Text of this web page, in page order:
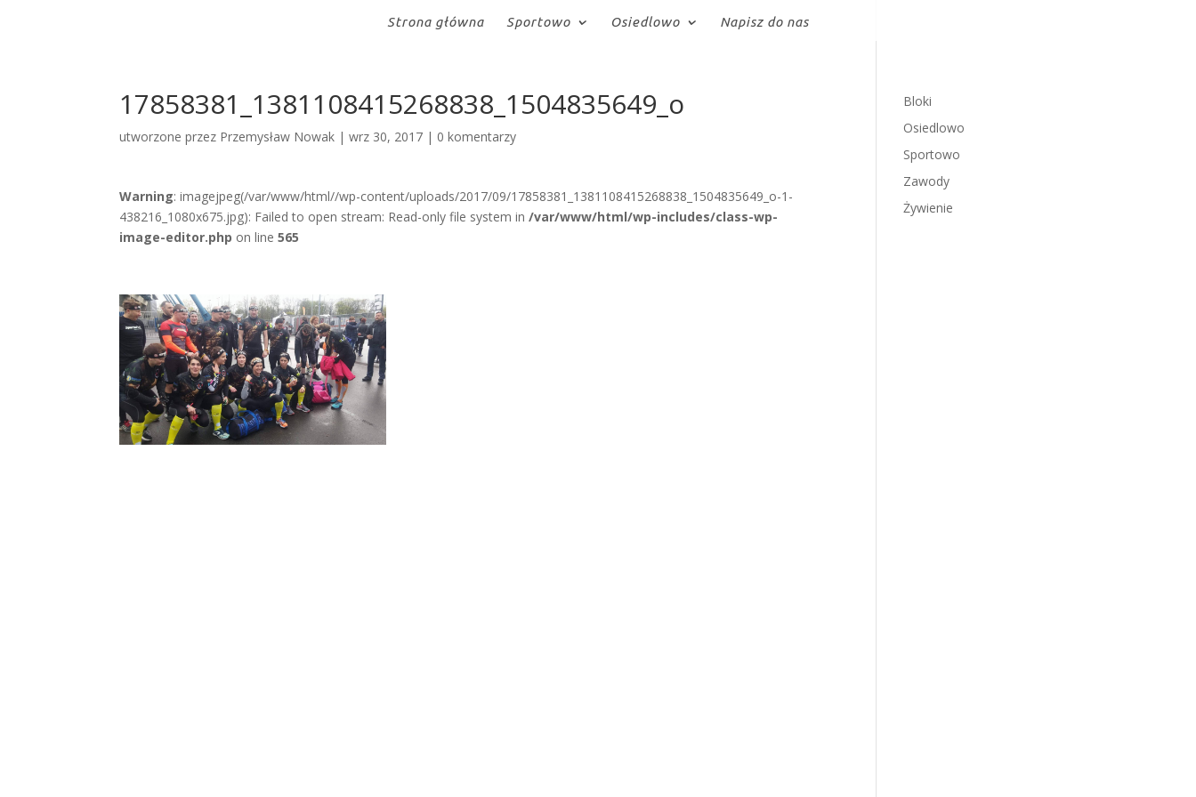
Strona główna Sportowo Osiedlowo Napisz do nas
17858381_1381108415268838_1504835649_o
utworzone przez Przemysław Nowak |wrz 30, 2017 | 0 komentarzy
Warning: imagejpeg(/var/www/html//wp-content/uploads/2017/09/17858381_1381108415268838_1504835649_o-1-
438216_1080x675.jpg): Failed to open stream: Read-only file system in/var/www/html/wp-includes/class-wp-
image-editor.php on line565
Bloki
Osiedlowo
Sportowo
Zawody
Żywienie